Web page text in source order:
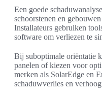
Een goede
schoorstenen en
Installateurs gebruiken
software om verliezen te
Bij suboptimale oriëntatie
panelen of kiezen voor
merken als SolarEdge en
schaduwverlies en